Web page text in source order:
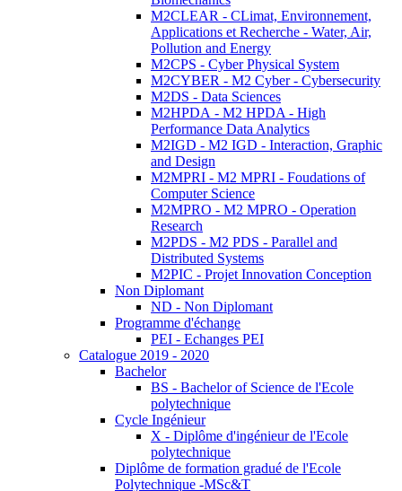
M2CLEAR - CLimat, Environnement,
Applications et Recherche - Water, Air,
Pollution and Energy
M2CPS - Cyber Physical System
M2CYBER - M2 Cyber - Cybersecurity
M2DS - Data Sciences
M2HPDA - M2 HPDA - High
Performance Data Analytics
M2IGD - M2 IGD - Interaction, Graphic
and Design
M2MPRI - M2 MPRI - Foudations of
Computer Science
M2MPRO - M2 MPRO - Operation
Research
M2PDS - M2 PDS - Parallel and
Distributed Systems
M2PIC - Projet Innovation Conception
Non Diplomant
ND - Non Diplomant
Programme d'échange
PEI - Echanges PEI
Catalogue 2019 - 2020
Bachelor
BS - Bachelor of Science de l'Ecole
polytechnique
Cycle Ingénieur
X - Diplôme d'ingénieur de l'Ecole
polytechnique
Diplôme de formation gradué de l'Ecole
Polytechnique -MSc&T